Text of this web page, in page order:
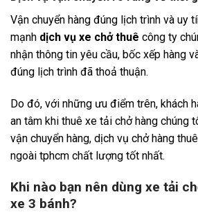
Vận chuyển hàng đúng lịch trình và uy
mạnh dịch vụ xe chở thuê công ty
nhận thông tin yêu cầu, bốc xếp hàng
đúng lịch trình đã thoả thuận.
Do đó, với những ưu điểm trên, khách
an tâm khi thuê xe tải chở hàng chúng
vận chuyển hàng, dịch vụ chở hàng
ngoài tphcm chất lượng tốt nhất.
Khi nào bạn nên dùng xe tải
xe 3 bánh?